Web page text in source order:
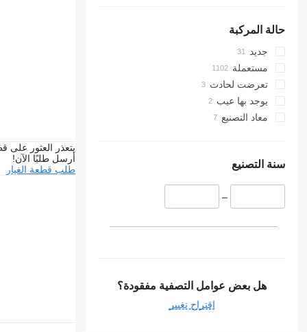
حالة المركبة
جديد
مستعملة
تعرضت لحادث
يوجد بها عيب
معاد التصنيع
سنة التصنيع
–
هل بعض عوامل التصفية مفقودة؟
اقتراح تغيير
يتعذر العثور على
أرسل طلبًا الآن!
طلب قطعة الغيار